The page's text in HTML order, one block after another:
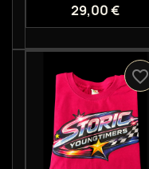
29,00 €
favorite_border